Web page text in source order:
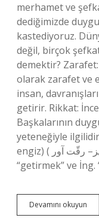
merhamet ve
dediğimizde
kastediyoruz.
değil, birçok
demektir?
olarak zarafet ve
insan,
getirir. Rikkat:
Başkalarının
yeteneğiyle
engiz) ( ﺭﻗّﺖ ﺍﻧﮕﻴﺰ– ﺭﻗّﺖ ﺁﻭﺭ) birliği. sıfat (Pers. āver
“getirmek” ve
Devamını okuyun
Ne